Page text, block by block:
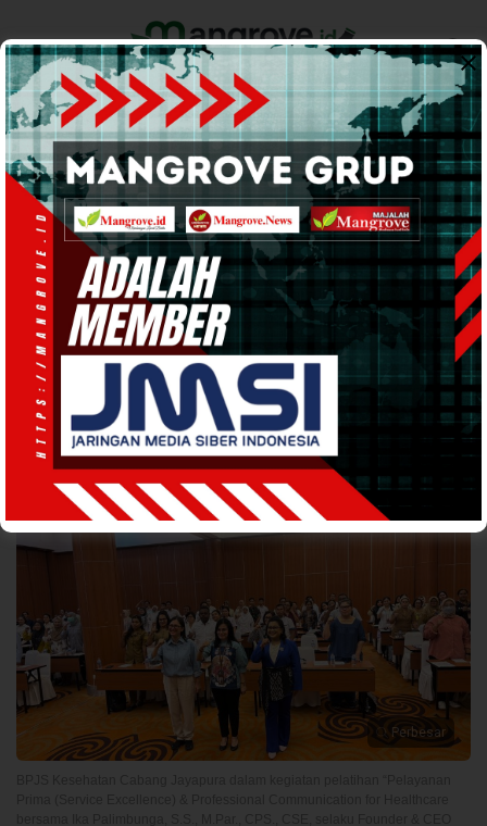
Home Pemerintahan Ekonomi & Bisnis Info Tanah Papua
Support by
BERITA DAERAH· 22 Jun 202611:07WIB
BPJS Kesehatan Cabang Jayapura
Gelar Pelatihan Service Excellence dan
Professional Communication for
Healthcare
Perbesar